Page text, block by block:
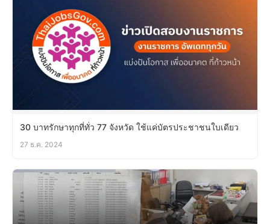
30 บาทรักษาทุกที่ทั่ว 77 จังหวัด ใช้แค่บัตรประชาชนใบเดียว
27 ธ.ค. 2024